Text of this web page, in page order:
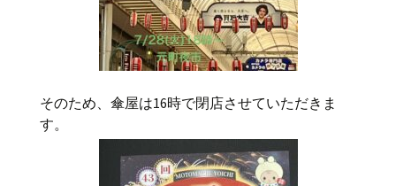
そのため、傘屋は16時で閉店させていただきま
す。